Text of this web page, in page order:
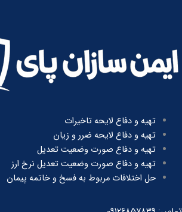
تهیه و دفاع لایحه تاخیرات
تهیه و دفاع لایحه ضرر و زیان
تهیه و دفاع صورت وضعیت تعدیل
تهیه و دفاع صورت وضعیت تعدیل نرخ ارز
حل اختلافات مربوط به فسخ و خاتمه پیمان